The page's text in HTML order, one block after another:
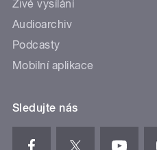
Živé vysílání
Audioarchiv
Podcasty
Mobilní aplikace
Sledujte nás